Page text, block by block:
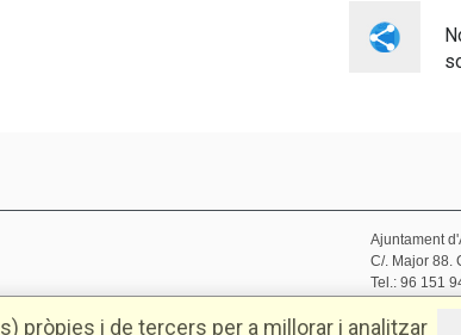
pròpies i de tercers per a millorar i analitzar
Ajuntament
C/. Major 88.
Tel.: 96 151
Delegat de